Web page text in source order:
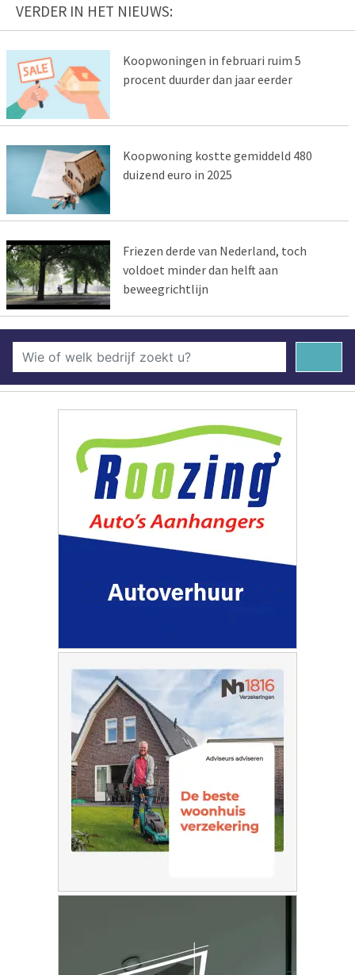
VERDER IN HET NIEUWS:
Koopwoningen in februari ruim 5
procent duurder dan jaar eerder
Koopwoning kostte gemiddeld 480
duizend euro in 2025
Friezen derde van Nederland, toch
voldoet minder dan helft aan
beweegrichtlijn